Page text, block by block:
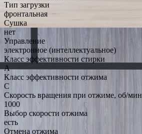
Тип загрузки
фронтальная
Сушка
нет
Управление
электронное (интеллектуальное)
Класс эффективности стирки
A
Класс эффективности отжима
C
Скорость вращения при отжиме, об/мин
1000
Выбор скорости отжима
есть
Отмена отжима